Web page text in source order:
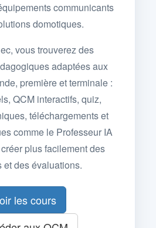
communicants
domotiques.
vous trouverez des
adaptées aux
première et terminale :
QCM interactifs, quiz,
téléchargements et
comme le Professeur IA
plus facilement des
et des évaluations.
les cours